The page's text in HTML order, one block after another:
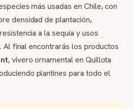
más usadas en Chile, con
densidad de plantación,
a la sequía y usos
Al final encontrarás los productos
, vivero ornamental en Quillota
plantines para todo el